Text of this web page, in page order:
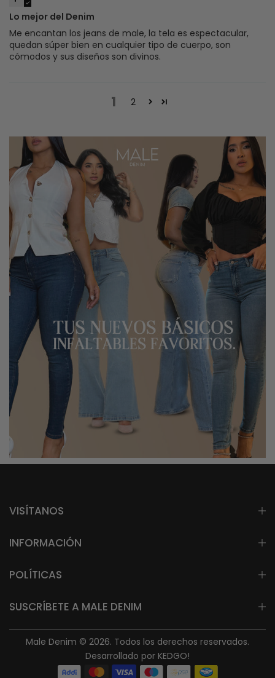
Lo mejor del Denim
Me encantan los jeans de male, la tela es espectacular,
quedan súper bien en cualquier tipo de cuerpo, son
cómodos y sus diseños son divinos.
1 2
VISÍTANOS
INFORMACIÓN
POLÍTICAS
SUSCRÍBETE A MALE DENIM
Male Denim © 2026. Todos los derechos reservados.
Desarrollado por KEDGO!